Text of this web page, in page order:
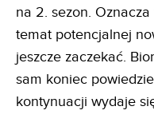
na 2. sezon.
temat potencjalnej
jeszcze zaczekać.
sam koniec
kontynuacji wydaje